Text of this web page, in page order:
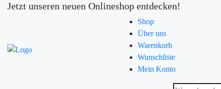
Jetzt unseren neuen Onlineshop entdecken!
Shop
Über uns
Warenkorb
Wunschliste
Mein Konto